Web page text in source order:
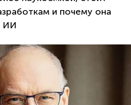
и почему она
ИИ